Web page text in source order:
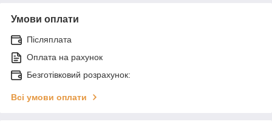
Умови оплати
Післяплата
Оплата на рахунок
Безготівковий розрахунок:
Всі умови оплати